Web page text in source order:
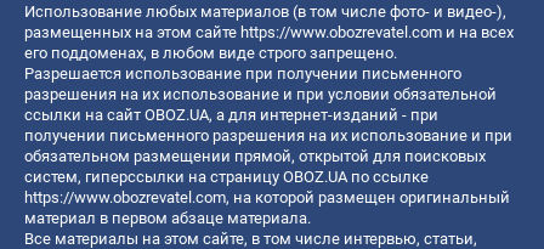
Использование любых материалов (в том числе фото- и видео-),
размещенных на этом сайте https://www.obozrevatel.com и на всех
его поддоменах, в любом виде строго запрещено.
Разрешается использование при получении письменного
разрешения на их использование и при условии обязательной
ссылки на сайт OBOZ.UA, а для интернет-изданий - при
получении письменного разрешения на их использование и при
обязательном размещении прямой, открытой для поисковых
систем, гиперссылки на страницу OBOZ.UA по ссылке
https://www.obozrevatel.com, на которой размещен оригинальный
материал в первом абзаце материала.
Все материалы на этом сайте, в том числе интервью, статьи,